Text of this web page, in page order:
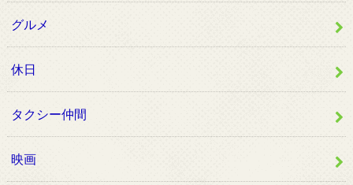
グルメ
休日
タクシー仲間
映画